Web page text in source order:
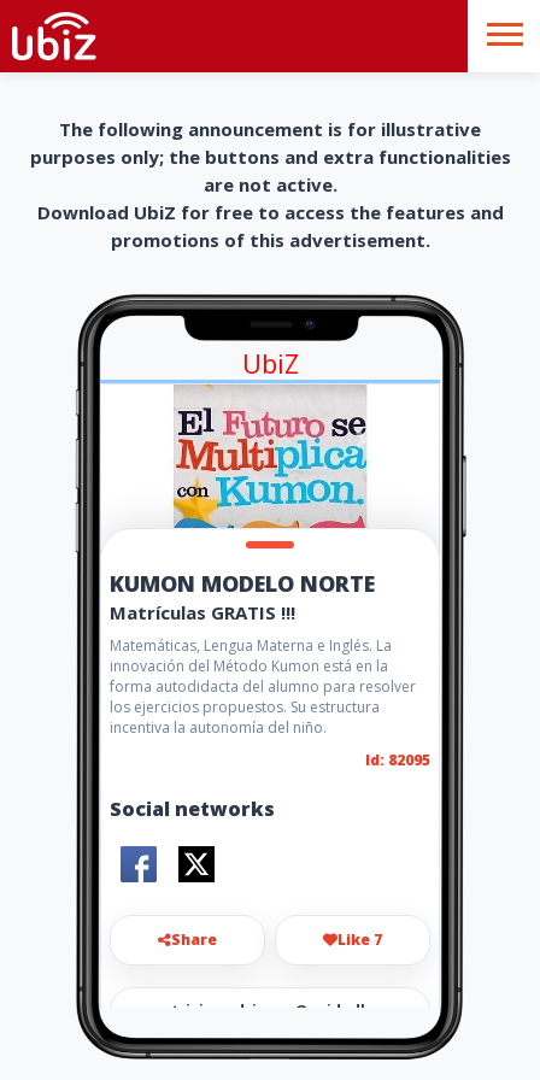
The following announcement is for illustrative
purposes only; the buttons and extra functionalities
are not active.
Download UbiZ for free to access the features and
promotions of this advertisement.
UbiZ
KUMON MODELO NORTE
Matrículas GRATIS !!!
Matemáticas, Lengua Materna e Inglés. La
innovación del Método Kumon está en la
forma autodidacta del alumno para resolver
los ejercicios propuestos. Su estructura
incentiva la autonomía del niño.
Id: 82095
Social networks
Share Like 7
patricia.rodriguez@unidadku